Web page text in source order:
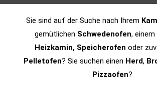
Sie sind auf der Suche nach Ihrem
gemütlichen Schwedenofen,
Heizkamin, Speicherofen oder
Pelletofen? Sie suchen einen Herd,
Pizzaofen?